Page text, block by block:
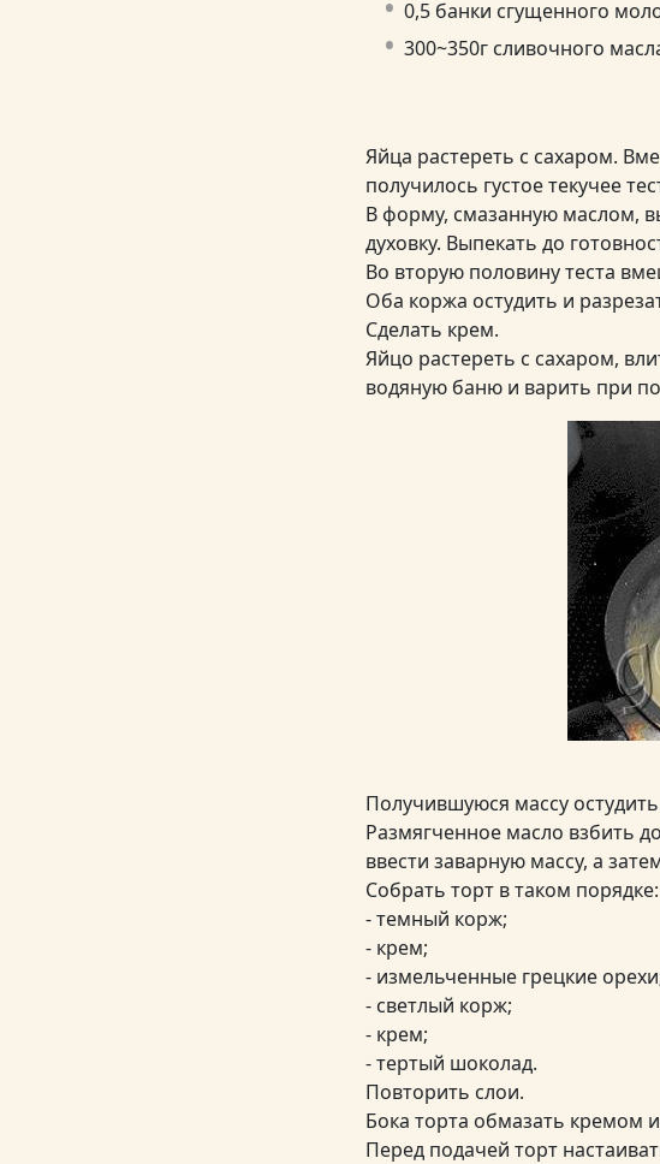
0,5 банки сгущенного
300~350г сливочного
Яйца растереть с сахаром.
получилось густое текучее
В форму, смазанную маслом,
духовку. Выпекать до
Во вторую половину теста
Оба коржа остудить и
Сделать крем.
Яйцо растереть с сахаром,
водяную баню и варить при
Получившуюся массу
Размягченное масло взбить
ввести заварную массу, а
Собрать торт в таком порядке:
- темный корж;
- крем;
- измельченные грецкие
- светлый корж;
- крем;
- тертый шоколад.
Повторить слои.
Бока торта обмазать кремом
Перед подачей торт